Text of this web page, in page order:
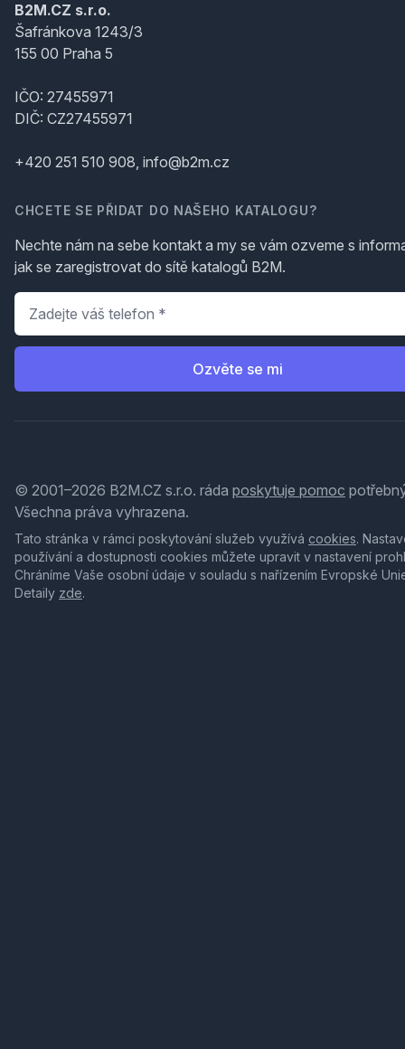
B2M.CZ s.r.o.
Šafránkova 1243/3
155 00 Praha 5
IČO: 27455971
DIČ: CZ27455971
+420 251 510 908, info@b2m.cz
CHCETE SE PŘIDAT DO NAŠEHO KATALOGU?
Nechte nám na sebe kontakt a my se vám ozveme s
jak se zaregistrovat do sítě katalogů B2M.
Telefon
Ozvěte se mi
© 2001–2026 B2M.CZ s.r.o. ráda poskytuje pomoc
Všechna práva vyhrazena.
Tato stránka v rámci poskytování služeb využívá cookies.
používání a dostupnosti cookies můžete upravit v nastavení
Chráníme Vaše osobní údaje v souladu s nařízením Evropské
Detaily zde.